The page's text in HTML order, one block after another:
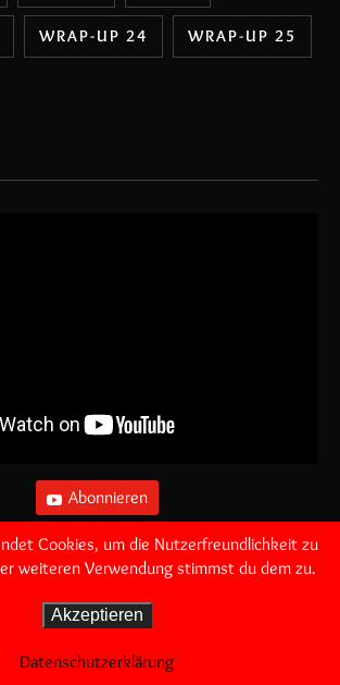
WRAP-UP 24 WRAP-UP 25
Abonnieren
1 / 782 Zurück»
Cookies, um die Nutzerfreundlichkeit zu
weiteren Verwendung stimmst du dem zu.
Akzeptieren
Datenschutzerklärung